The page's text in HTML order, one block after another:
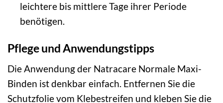
leichtere bis mittlere Tage ihrer Periode
benötigen.
Pflege und Anwendungstipps
Die Anwendung der Natracare Normale Maxi-
Binden ist denkbar einfach. Entfernen Sie die
Schutzfolie vom Klebestreifen und kleben Sie die